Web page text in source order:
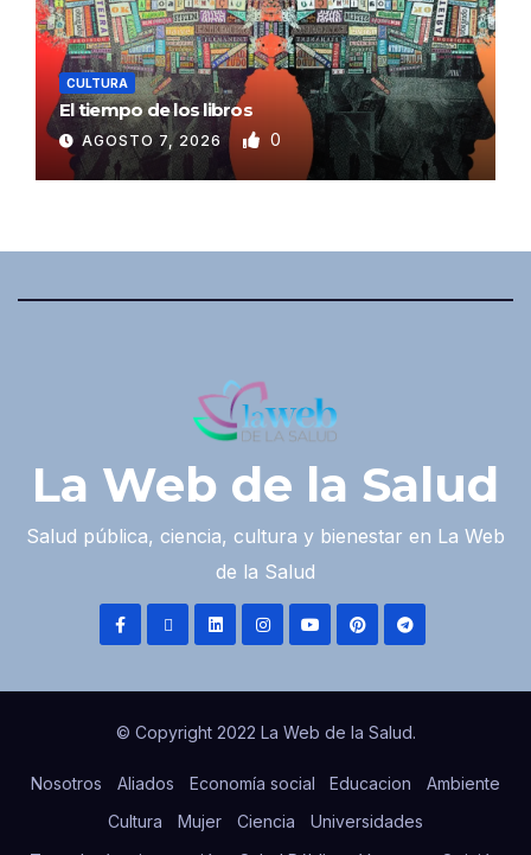
CULTURA
El tiempo de los libros
AGOSTO 7, 2026 0
La Web de la Salud
Salud pública, ciencia, cultura y bienestar en La Web
de la Salud
© Copyright 2022 La Web de la Salud.
Nosotros Aliados Economía social Educacion
Ambiente
Cultura
Mujer Ciencia
Universidades